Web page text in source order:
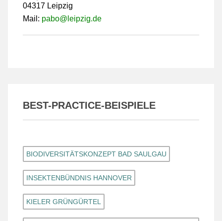
04317 Leipzig
Mail: pabo@leipzig.de
BEST-PRACTICE-BEISPIELE
BIODIVERSITÄTSKONZEPT BAD SAULGAU
INSEKTENBÜNDNIS HANNOVER
KIELER GRÜNGÜRTEL